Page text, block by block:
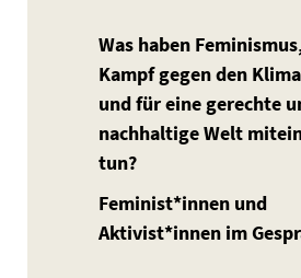
Was haben
Kampf gegen den
und für eine gerechte
nachhaltige Welt
tun?
Feminist*innen und
Aktivist*innen im